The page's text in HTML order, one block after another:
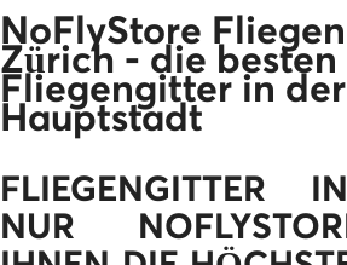
NoFlyStore
Zürich - die besten
Fliegengitter in der
Hauptstadt
FLIEGENGITTER
NUR